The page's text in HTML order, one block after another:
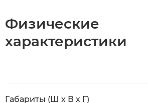
Физические
характеристики
Габариты (Ш х В х Г)